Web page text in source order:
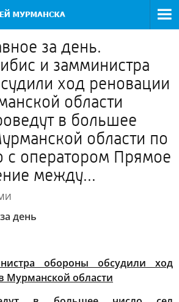
за день.
и замминистра
ход реновации
области
в большее
области по
с оператором Прямое
между...
день
обороны обсудили ход
Мурманской области